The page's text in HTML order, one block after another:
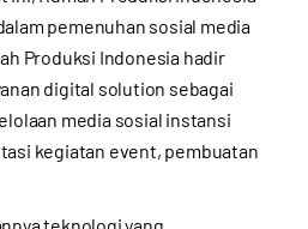
pemenuhan sosial media
Produksi Indonesia hadir
digital solution sebagai
media sosial instansi
kegiatan event, pembuatan